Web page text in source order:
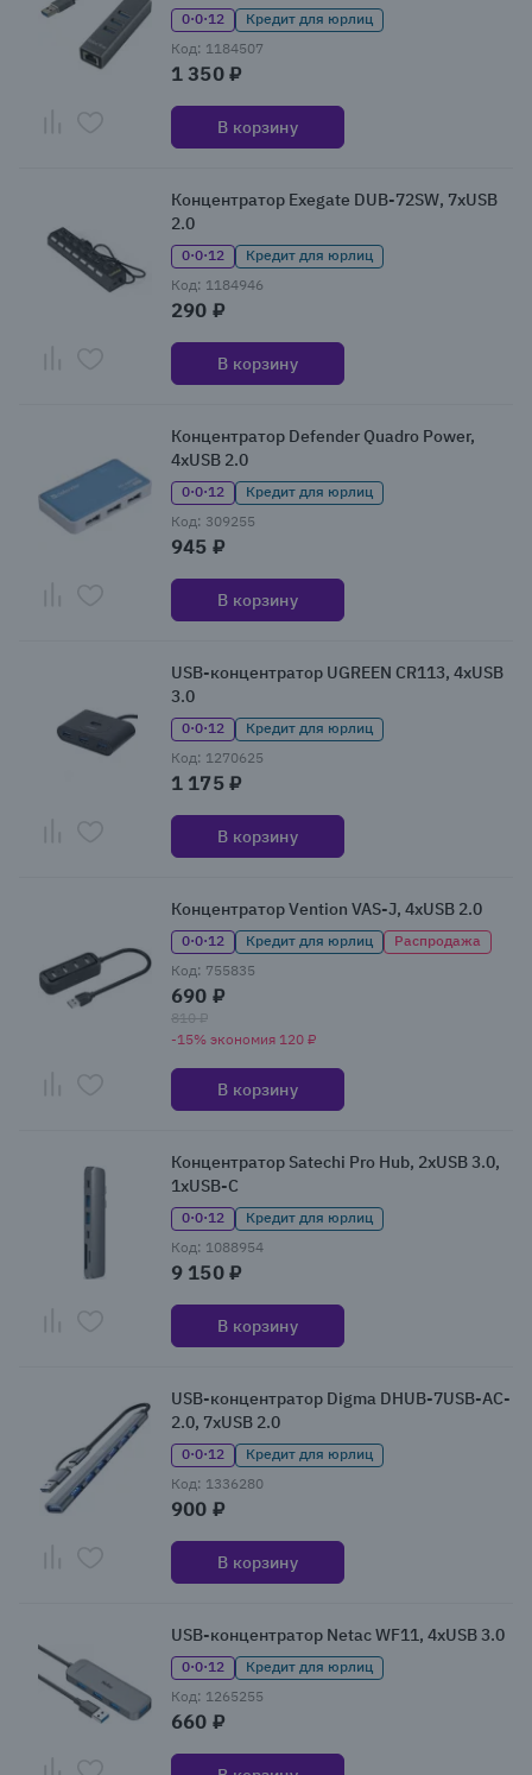
0·0·12
Кредит для юрлиц
Код: 1184507
1 350 ₽
В корзину
Концентратор Exegate DUB-72SW, 7xUSB
2.0
0·0·12
Кредит для юрлиц
Код: 1184946
290 ₽
В корзину
Концентратор Defender Quadro Power,
4xUSB 2.0
0·0·12
Кредит для юрлиц
Код: 309255
945 ₽
В корзину
USB-концентратор UGREEN CR113, 4xUSB
3.0
0·0·12
Кредит для юрлиц
Код: 1270625
1 175 ₽
В корзину
Концентратор Vention VAS-J, 4xUSB 2.0
0·0·12 Кредит для юрлиц
Распродажа
Код: 755835
690 ₽
810 ₽
-15% экономия 120 ₽
В корзину
Концентратор Satechi Pro Hub, 2xUSB 3.0,
1xUSB-C
0·0·12
Кредит для юрлиц
Код: 1088954
9 150 ₽
В корзину
USB-концентратор Digma DHUB-7USB-AC-
2.0, 7xUSB 2.0
0·0·12
Кредит для юрлиц
Код: 1336280
900 ₽
В корзину
USB-концентратор Netac WF11, 4xUSB 3.0
0·0·12
Кредит для юрлиц
Код: 1265255
660 ₽